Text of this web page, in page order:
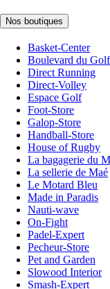
Nos boutiques
Basket-Center
Boulevard du Golf
Direct Running
Direct-Volley
Espace Golf
Foot-Store
Galop-Store
Handball-Store
House of Rugby
La bagagerie du
La sellerie de Maé
Le Motard Bleu
Made in Paradis
Nauti-wave
On-Fight
Padel-Expert
Pecheur-Store
Pet and Garden
Slowood Interior
Smash-Expert